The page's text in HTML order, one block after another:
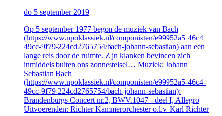
do 5 september 2019
Op 5 september 1977 begon de muziek van Bach
(https://www.npoklassiek.nl/componisten/e99952a5-46c4-
49cc-9f79-224cd2765754/bach-johann-sebastian) aan een
lange reis door de ruimte. Zijn klanken bevinden zich
inmiddels buiten ons zonnestelsel… Muziek: Johann
Sebastian Bach
(https://www.npoklassiek.nl/componisten/e99952a5-46c4-
49cc-9f79-224cd2765754/bach-johann-sebastian):
Brandenburgs Concert nr.2, BWV.1047 - deel I, Allegro
Uitvoerenden: Richter Kammerorchester o.l.v. Karl Richter